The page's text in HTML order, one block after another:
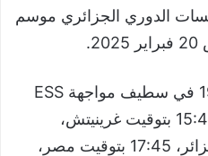
17 من منافسات الدوري الجزائري موسم
استضاف ملعب 8 ماي 1945 في سطيف مواجهة ESS
ضد CBR بدءاً من الساعة 15:45 بتوقيت غرينيتش،
16:45 بتوقيت المغرب والجزائر، 17:45 بتوقيت مصر،